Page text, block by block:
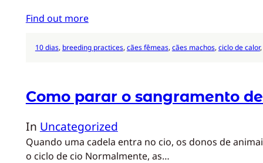
Find out more
10 dias, breeding practices, cães fêmeas, cães machos, ciclo de calor,
Como parar o sangramento
In Uncategorized
Quando uma cadela entra no cio, os donos de
o ciclo de cio Normalmente, as…